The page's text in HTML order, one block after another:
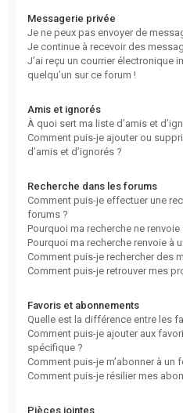
Messagerie privée
Je ne peux pas envoyer de
Je continue à recevoir des
J’ai reçu un courrier électronique
quelqu’un sur ce forum !
Amis et ignorés
À quoi sert ma liste d’amis et
Comment puis-je ajouter ou
d’amis et d’ignorés ?
Recherche dans les forums
Comment puis-je effectuer une
forums ?
Pourquoi ma recherche ne renvoie
Pourquoi ma recherche renvoie à
Comment puis-je rechercher des
Comment puis-je retrouver mes
Favoris et abonnements
Quelle est la différence entre les
Comment puis-je ajouter aux
spécifique ?
Comment puis-je m’abonner à un
Comment puis-je résilier mes
Pièces jointes